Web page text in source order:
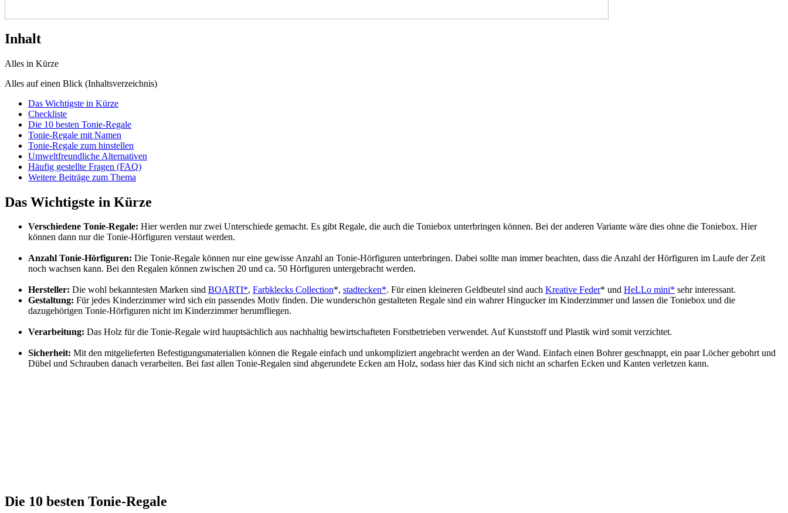
Inhalt
Alles in Kürze
Alles auf einen Blick (Inhaltsverzeichnis)
Das Wichtigste in Kürze
Checkliste
Die 10 besten Tonie-Regale
Tonie-Regale mit Namen
Tonie-Regale zum hinstellen
Umweltfreundliche Alternativen
Häufig gestellte Fragen (FAQ)
Weitere Beiträge zum Thema
Das Wichtigste in Kürze
Verschiedene Tonie-Regale: Hier werden nur zwei Unterschiede gemacht. Es gibt Regale, die auch die Toniebox unterbringen können. Bei der anderen Variante wäre dies ohne die Toniebox. Hier
können dann nur die Tonie-Hörfiguren verstaut werden.
Anzahl Tonie-Hörfiguren: Die Tonie-Regale können nur eine gewisse Anzahl an Tonie-Hörfiguren unterbringen. Dabei sollte man immer beachten, dass die Anzahl der Hörfiguren im Laufe der Zeit
noch wachsen kann. Bei den Regalen können zwischen 20 und ca. 50 Hörfiguren untergebracht werden.
Hersteller: Die wohl bekanntesten Marken sind BOARTI*, Farbklecks Collection*, stadtecken*. Für einen kleineren Geldbeutel sind auch Kreative Feder* und HeLLo mini* sehr interessant.
Gestaltung: Für jedes Kinderzimmer wird sich ein passendes Motiv finden. Die wunderschön gestalteten Regale sind ein wahrer Hingucker im Kinderzimmer und lassen die Toniebox und die
dazugehörigen Tonie-Hörfiguren nicht im Kinderzimmer herumfliegen.
Verarbeitung: Das Holz für die Tonie-Regale wird hauptsächlich aus nachhaltig bewirtschafteten Forstbetrieben verwendet. Auf Kunststoff und Plastik wird somit verzichtet.
Sicherheit: Mit den mitgelieferten Befestigungsmaterialien können die Regale einfach und unkompliziert angebracht werden an der Wand. Einfach einen Bohrer geschnappt, ein paar Löcher gebohrt und
Dübel und Schrauben danach verarbeiten. Bei fast allen Tonie-Regalen sind abgerundete Ecken am Holz, sodass hier das Kind sich nicht an scharfen Ecken und Kanten verletzen kann.
Die 10 besten Tonie-Regale